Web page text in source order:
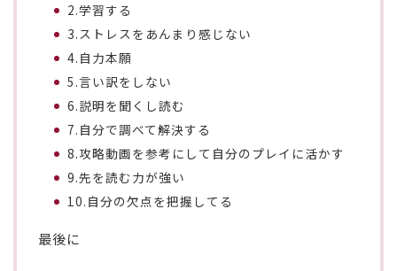
2.学習する
3.ストレスをあんまり感じない
4.自力本願
5.言い訳をしない
6.説明を聞くし読む
7.自分で調べて解決する
8.攻略動画を参考にして自分のプレイに活かす
9.先を読む力が強い
10.自分の欠点を把握してる
最後に